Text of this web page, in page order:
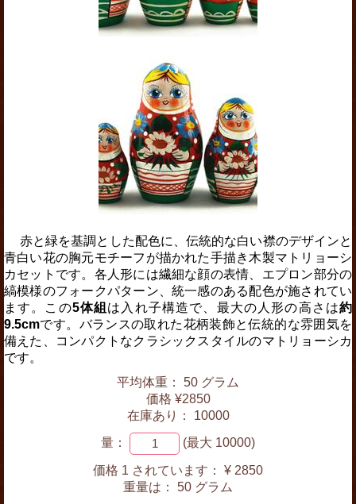
赤と緑を基調とした配色に、伝統的な白い襟のデザインと
青白い花の胸元モチーフが描かれた手描き木製マトリョーシ
カセットです。各人形には繊細な顔の表情、エプロン部分の
縞模様のフォークパターン、統一感のある配色が施されてい
ます。この5体組 は入れ子構造で、最大の人形の高さは約
9.5cmです。バランスの取れた花柄装飾と伝統的な雰囲気を
備えた、コンパクトなクラシックスタイルのマトリョーシカ
です。
平均体重： 50 グラム
価格 ¥2850
在庫あり： 10000
量： (最大 10000)
価格 1 されています：
¥ 2850
重量は： 50 グラム